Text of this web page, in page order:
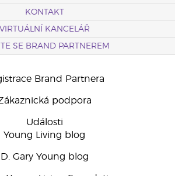
KONTAKT
VIRTUÁLNÍ KANCELÁŘ
SE BRAND PARTNEREM
Brand Partnera
podpora
Události
Young Living blog
D. Gary Young blog